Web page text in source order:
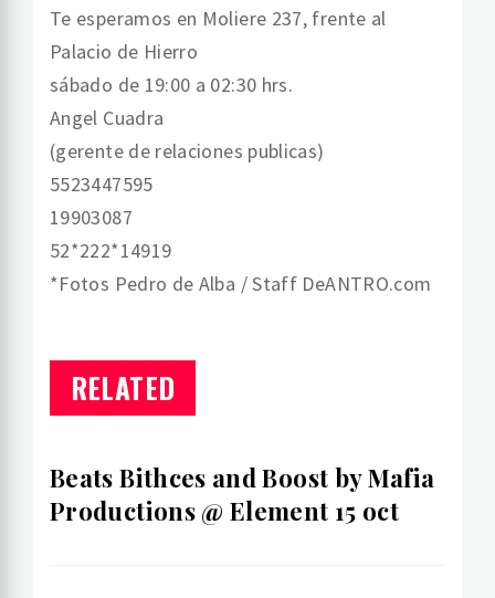
Te esperamos en Moliere 237, frente al
Palacio de Hierro
sábado de 19:00 a 02:30 hrs.
Angel Cuadra
(gerente de relaciones publicas)
5523447595
19903087
52*222*14919
*Fotos Pedro de Alba / Staff DeANTRO.com
RELATED
Beats Bithces and Boost by Mafia
Productions @ Element 15 oct